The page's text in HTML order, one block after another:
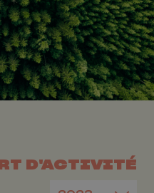
D'ACTIVITÉ